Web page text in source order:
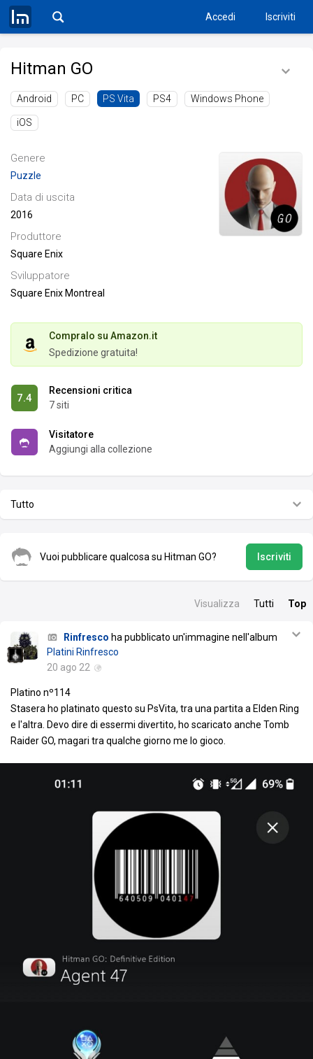
Accedi Iscriviti
Hitman GO
Android PC PS Vita PS4 Windows Phone
iOS
Genere
Puzzle
Data di uscita
2016
Produttore
Square Enix
Sviluppatore
Square Enix Montreal
Compralo su Amazon.it
Spedizione gratuita!
7.4
Recensioni critica
7 siti
Visitatore
Aggiungi alla collezione
Tutto
Vuoi pubblicare qualcosa su Hitman GO? Iscriviti
Visualizza Tutti Top
Rinfresco ha pubblicato un'immagine nell'album
Platini Rinfresco
20 ago 22
Platino nº114
Stasera ho platinato questo su PsVita, tra una partita a Elden Ring
e l'altra. Devo dire di essermi divertito, ho scaricato anche Tomb
Raider GO, magari tra qualche giorno me lo gioco.